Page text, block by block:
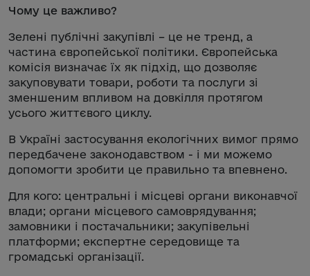
Чому це важливо?
Зелені публічні закупівлі – це не тренд, а
частина європейської політики. Європейська
комісія визначає їх як підхід, що дозволяє
закуповувати товари, роботи та послуги зі
зменшеним впливом на довкілля протягом
усього життєвого циклу.
В Україні застосування екологічних вимог прямо
передбачене законодавством - і ми можемо
допомогти зробити це правильно та впевнено.
Для кого: центральні і місцеві органи виконавчої
влади; органи місцевого самоврядування;
замовники і постачальники; закупівельні
платформи; експертне середовище та
громадські організації.